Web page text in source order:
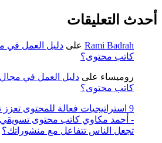
أحدث التعليقات
Rami Badrah على دليل العمل في
كاتب محتوى؟
روميساء على دليل العمل في
كاتب محتوى؟
- أحمد مكاوي كاتب محتوى تسويقي
تجعل الناس تتفاعل مع منشوراتك؟